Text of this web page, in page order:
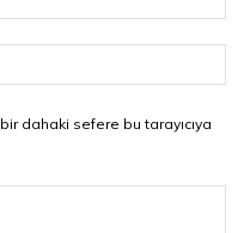
dahaki sefere bu tarayıcıya